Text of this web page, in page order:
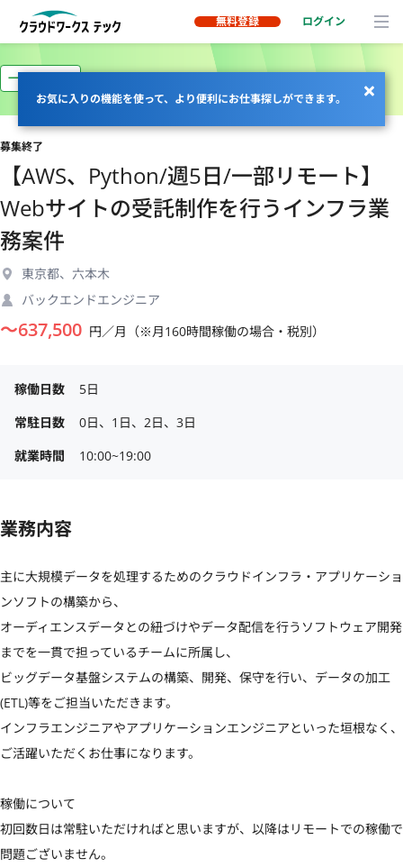
無料登録 ログイン
お気に入りの機能を使って、より便利にお仕事探しができます。
一部リモート
募集終了
【AWS、Python/週5日/一部リモート】
Webサイトの受託制作を行うインフラ業
務案件
東京都、六本木
バックエンドエンジニア
〜637,500 円／月（※月160時間稼働の場合・税別）
稼働日数
5日
常駐日数
0日、1日、2日、3日
就業時間
10:00~19:00
業務内容
主に大規模データを処理するためのクラウドインフラ・アプリケーショ
ンソフトの構築から、
オーディエンスデータとの紐づけやデータ配信を行うソフトウェア開発
までを一貫で担っているチームに所属し、
ビッグデータ基盤システムの構築、開発、保守を行い、データの加工
(ETL)等をご担当いただきます。
インフラエンジニアやアプリケーションエンジニアといった垣根なく、
ご活躍いただくお仕事になります。
稼働について
初回数日は常駐いただければと思いますが、以降はリモートでの稼働で
問題ございません。